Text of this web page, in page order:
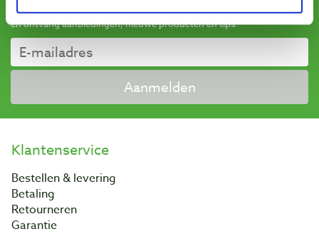
Schrijf u in voor de maandelijkse nieuwsbrief
en ontvang aanbiedingen, nieuwe producten en tips.
Aanmelden
Klantenservice
Bestellen & levering
Betaling
Retourneren
Garantie